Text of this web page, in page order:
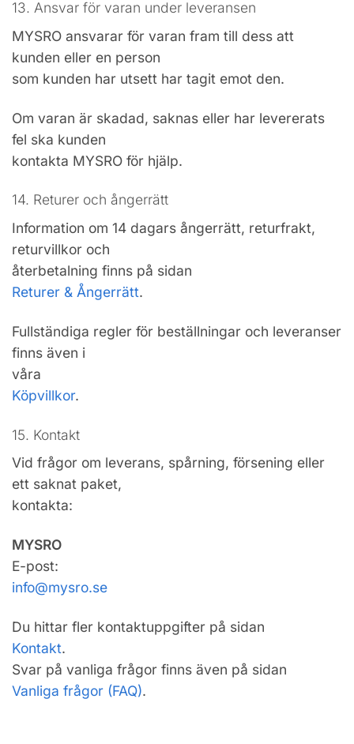
13. Ansvar för varan under leveransen
MYSRO ansvarar för varan fram till dess att
kunden eller en person
som kunden har utsett har tagit emot den.
Om varan är skadad, saknas eller har levererats
fel ska kunden
kontakta MYSRO för hjälp.
14. Returer och ångerrätt
Information om 14 dagars ångerrätt, returfrakt,
returvillkor och
återbetalning finns på sidan
Returer & Ångerrätt.
Fullständiga regler för beställningar och leveranser
finns även i
våra
Köpvillkor.
15. Kontakt
Vid frågor om leverans, spårning, försening eller
ett saknat paket,
kontakta:
MYSRO
E-post:
info@mysro.se
Du hittar fler kontaktuppgifter på sidan
Kontakt.
Svar på vanliga frågor finns även på sidan
Vanliga frågor (FAQ).